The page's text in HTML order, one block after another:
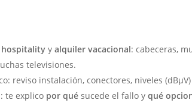
hospitality yalquiler vacacional: cabeceras,
televisiones.
reviso instalación, conectores, niveles
te explico por qué sucede el fallo yqué